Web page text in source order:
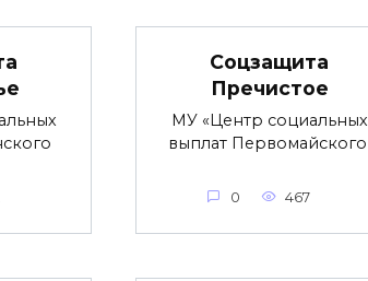
Соцзащита
Пречистое
МУ «Центр социальных
выплат Первомайского
0 467